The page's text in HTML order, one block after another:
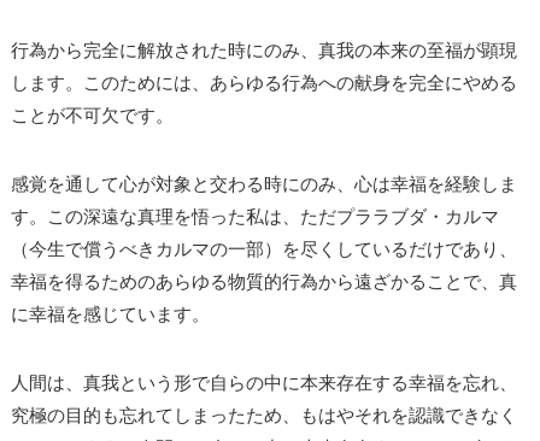
行為から完全に解放された時にのみ、真我の本来の至福が顕現
します。このためには、あらゆる行為への献身を完全にやめる
ことが不可欠です。
感覚を通して心が対象と交わる時にのみ、心は幸福を経験しま
す。この深遠な真理を悟った私は、ただプララブダ・カルマ
（今生で償うべきカルマの一部）を尽くしているだけであり、
幸福を得るためのあらゆる物質的行為から遠ざかることで、真
に幸福を感じています。
人間は、真我という形で自らの中に本来存在する幸福を忘れ、
究極の目的も忘れてしまったため、もはやそれを認識できなく